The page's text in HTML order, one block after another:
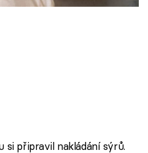
si připravil nakládání sýrů.